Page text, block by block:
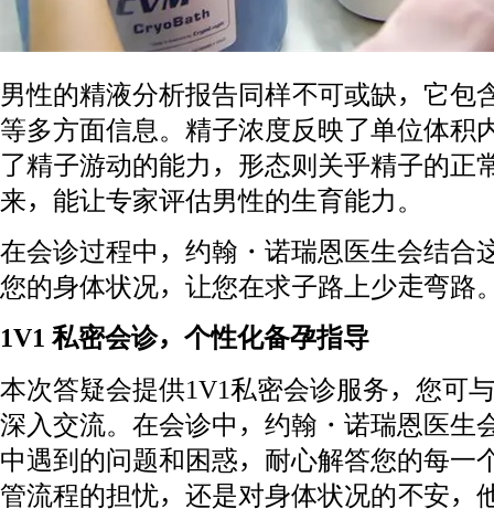
男性的精液分析报告同样不可或缺，它包
等多方面信息。精子浓度反映了单位体积
了精子游动的能力，形态则关乎精子的正
来，能让专家评估男性的生育能力。
在会诊过程中，约翰・诺瑞恩医生会结合
您的身体状况，让您在求子路上少走弯路
1V1 私密会诊，个性化备孕指导
本次答疑会提供1V1私密会诊服务，您可
深入交流。在会诊中，约翰・诺瑞恩医生
中遇到的问题和困惑，耐心解答您的每一
管流程的担忧，还是对身体状况的不安，